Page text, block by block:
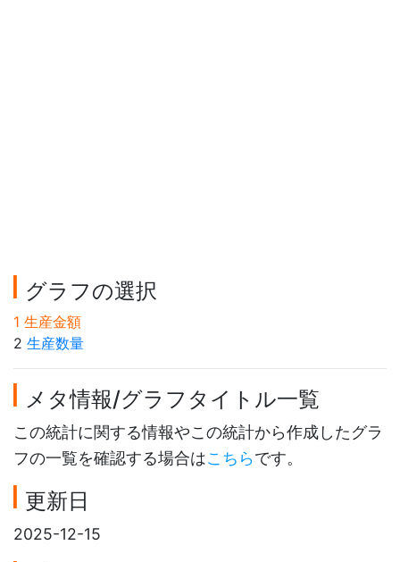
グラフの選択
1 生産金額
2 生産数量
メタ情報/グラフタイトル一覧
この統計に関する情報やこの統計から作成したグラ
フの一覧を確認する場合はこちらです。
更新日
2025-12-15